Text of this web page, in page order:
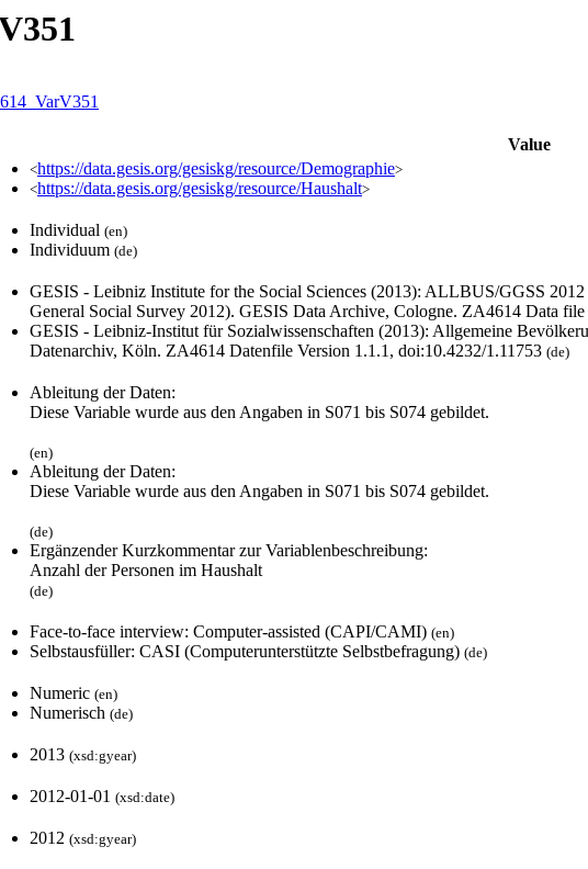
Value
<https://data.gesis.org/gesiskg/resource/Demographie>
<https://data.gesis.org/gesiskg/resource/Haushalt>
Individual (en)
Individuum (de)
GESIS - Leibniz Institute for the Social Sciences (2013): ALLBUS/GGSS
General Social Survey 2012). GESIS Data Archive, Cologne. ZA4614 Data
GESIS - Leibniz-Institut für Sozialwissenschaften (2013): Allgemeine
Datenarchiv, Köln. ZA4614 Datenfile Version 1.1.1, doi:10.4232/1.11753 (de)
Ableitung der Daten:
Diese Variable wurde aus den Angaben in S071 bis S074 gebildet.
(en)
Ableitung der Daten:
Diese Variable wurde aus den Angaben in S071 bis S074 gebildet.
(de)
Ergänzender Kurzkommentar zur Variablenbeschreibung:
Anzahl der Personen im Haushalt
(de)
Face-to-face interview: Computer-assisted (CAPI/CAMI) (en)
Selbstausfüller: CASI (Computerunterstützte Selbstbefragung) (de)
Numeric (en)
Numerisch (de)
2013 (xsd:gyear)
2012-01-01 (xsd:date)
2012 (xsd:gyear)